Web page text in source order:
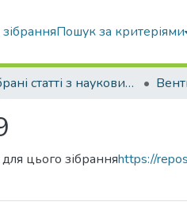
Пошук за критеріями
Вибрані статті з наукових збірників КНУБА
цього зібранняhttps://